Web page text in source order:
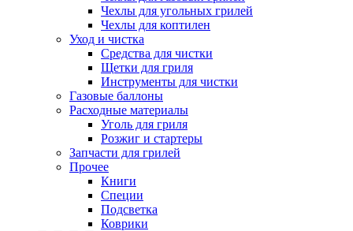
Чехлы для угольных грилей
Чехлы для коптилен
Уход и чистка
Средства для чистки
Щетки для гриля
Инструменты для чистки
Газовые баллоны
Расходные материалы
Уголь для гриля
Розжиг и стартеры
Запчасти для грилей
Прочее
Книги
Специи
Подсветка
Коврики